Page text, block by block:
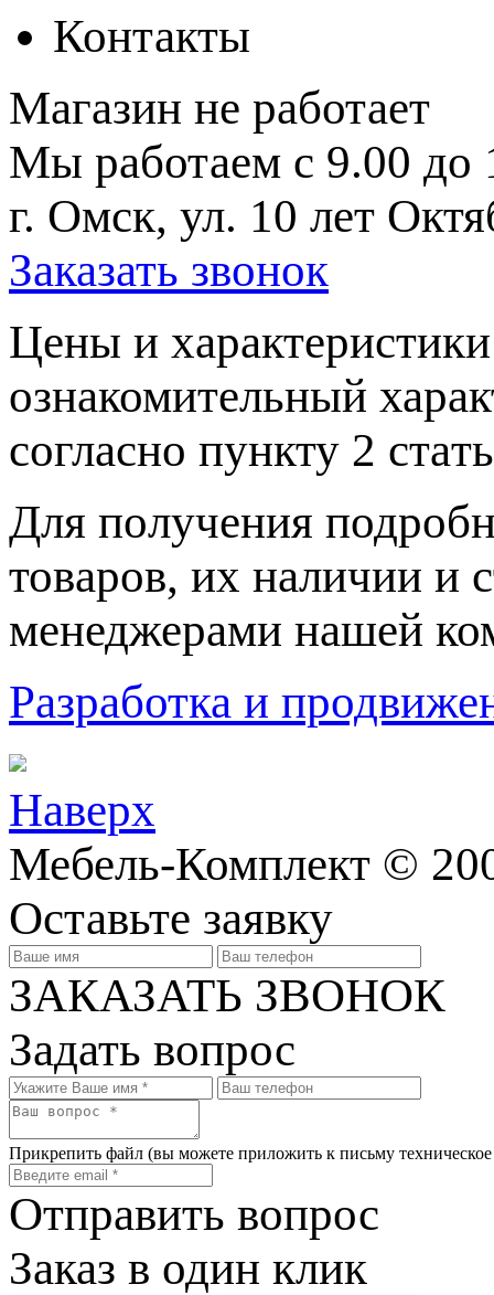
Контакты
Магазин не работает
Мы работаем с 9.00 до
г. Омск, ул. 10 лет
Заказать звонок
Цeны и
ознакомительный
согласно пункту 2
Для пoлучения
товaров, их нaличии и
менеджерами нашей
Разработка и
Наверх
Мебель-Комплект ©
Оставьте заявку
ЗАКАЗАТЬ ЗВОНОК
Задать вопрос
Прикрепить файл (вы можете приложить к письму
Отправить вопрос
Заказ в один клик